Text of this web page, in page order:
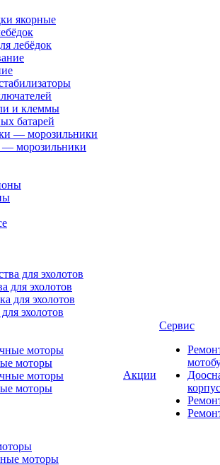
якорные
лебёдок
и клеммы
батарей
— морозильники
для эхолотов
эхолотов
моторы
моторы
Акции
Сервис